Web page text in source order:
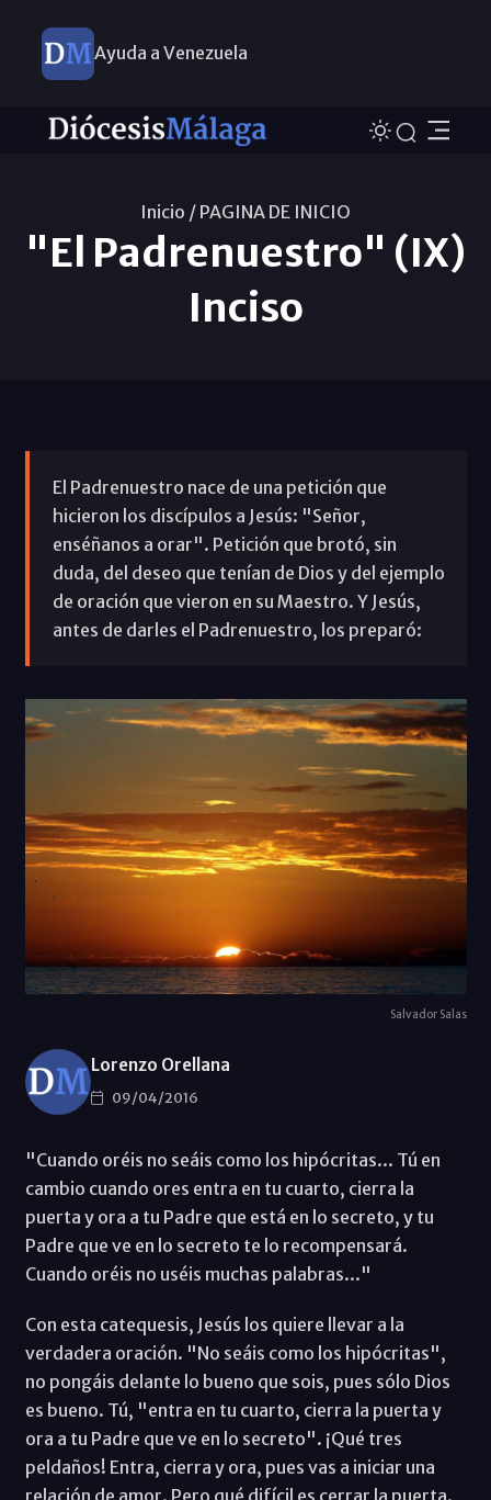
Ayuda a Venezuela
Inicio / PAGINA DE INICIO
"El Padrenuestro" (IX)
Inciso
El Padrenuestro nace de una petición que
hicieron los discípulos a Jesús: "Señor,
enséñanos a orar". Petición que brotó, sin
duda, del deseo que tenían de Dios y del ejemplo
de oración que vieron en su Maestro. Y Jesús,
antes de darles el Padrenuestro, los preparó:
Salvador Salas
Lorenzo Orellana
09/04/2016
"Cuando oréis no seáis como los hipócritas... Tú en
cambio cuando ores entra en tu cuarto, cierra la
puerta y ora a tu Padre que está en lo secreto, y tu
Padre que ve en lo secreto te lo recompensará.
Cuando oréis no uséis muchas palabras..."
Con esta catequesis, Jesús los quiere llevar a la
verdadera oración. "No seáis como los hipócritas",
no pongáis delante lo bueno que sois, pues sólo Dios
es bueno. Tú, "entra en tu cuarto, cierra la puerta y
ora a tu Padre que ve en lo secreto". ¡Qué tres
peldaños! Entra, cierra y ora, pues vas a iniciar una
relación de amor. Pero qué difícil es cerrar la puerta.